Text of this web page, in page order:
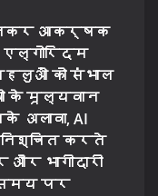
आकर्षक
को संभाल
के मूल्यवान
अलावा, AI
करते
भागीदारी
समय पर